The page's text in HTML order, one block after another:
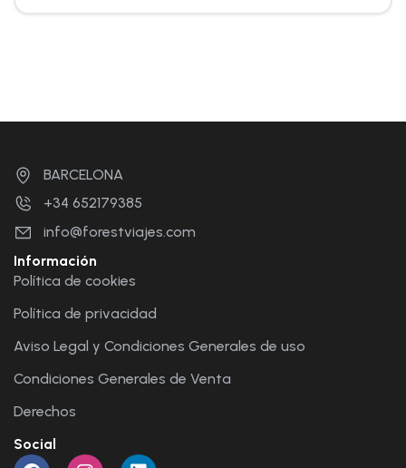
BARCELONA
+34 652179385
info@forestviajes.com
Información
Política de cookies
Política de privacidad
Aviso Legal y Condiciones Generales de uso
Condiciones Generales de Venta
Derechos
Social